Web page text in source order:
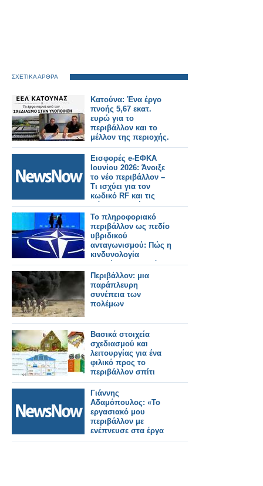
ΣΧΕΤΙΚΑ ΑΡΘΡΑ
Κατούνα: Ένα έργο
πνοής 5,67 εκατ.
ευρώ για το
περιβάλλον και το
μέλλον της περιοχής.
Εισφορές e-ΕΦΚΑ
Ιουνίου 2026: Άνοιξε
το νέο περιβάλλον –
Τι ισχύει για τον
κωδικό RF και τις
πάγιες εντολές
Το πληροφοριακό
περιβάλλον ως πεδίο
υβριδικού
ανταγωνισμού: Πώς η
κινδυνολογία
επηρέασε τη δημόσια
συζήτηση για τη
Σύνοδο του ΝΑΤΟ
-Γράφει ο Δρ.
Κωνσταντίνος Π.
Μπαλωμένος
Περιβάλλον: μια
παράπλευρη
συνέπεια των
πολέμων
Βασικά στοιχεία
σχεδιασμού και
λειτουργίας για ένα
φιλικό προς το
περιβάλλον σπίτι
Γιάννης
Αδαμόπουλος: «Το
εργασιακό μου
περιβάλλον με
ενέπνευσε στα έργα
μου»